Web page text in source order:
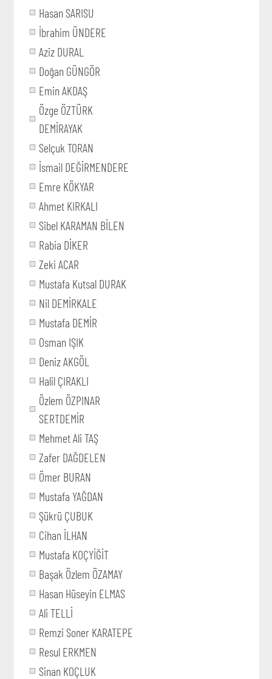
Hasan SARISU
İbrahim ÜNDERE
Aziz DURAL
Doğan GÜNGÖR
Emin AKDAŞ
Özge ÖZTÜRK
DEMİRAYAK
Selçuk TORAN
İsmail DEĞİRMENDERE
Emre KÖKYAR
Ahmet KIRKALI
Sibel KARAMAN BİLEN
Rabia DİKER
Zeki ACAR
Mustafa Kutsal DURAK
Nil DEMİRKALE
Mustafa DEMİR
Osman IŞIK
Deniz AKGÖL
Halil ÇIRAKLI
Özlem ÖZPINAR
SERTDEMİR
Mehmet Ali TAŞ
Zafer DAĞDELEN
Ömer BURAN
Mustafa YAĞDAN
Şükrü ÇUBUK
Cihan İLHAN
Mustafa KOÇYİĞİT
Başak Özlem ÖZAMAY
Hasan Hüseyin ELMAS
Ali TELLİ
Remzi Soner KARATEPE
Resul ERKMEN
Sinan KOÇLUK